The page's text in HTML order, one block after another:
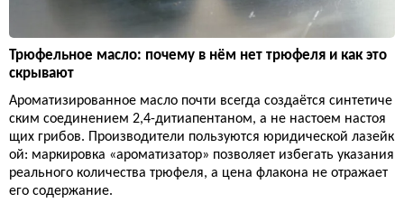
Трюфельное масло: почему в нём нет трюфеля и как это
скрывают
Ароматизированное масло почти всегда создаётся синтетиче
ским соединением 2,4-дитиапентаном, а не настоем настоя
щих грибов. Производители пользуются юридической лазейк
ой: маркировка «ароматизатор» позволяет избегать указания
реального количества трюфеля, а цена флакона не отражает
его содержание.